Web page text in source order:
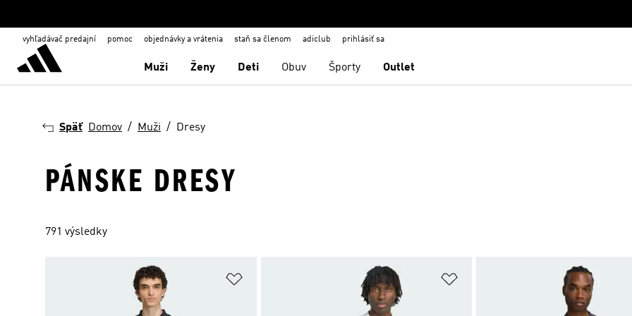
vyhľadávač predajní pomoc objednávky a vrátenia staň sa členom adiclub prihlásiť sa
Muži Ženy Deti Obuv Športy Outlet
Späť Domov Muži Dresy
PÁNSKE DRESY
791 výsledky
Pridať do zoznamu želaných položiek Pridať do zoznamu želaných